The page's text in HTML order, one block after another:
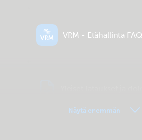
VRM - Etähallinta FAQ
Näytä enemmän